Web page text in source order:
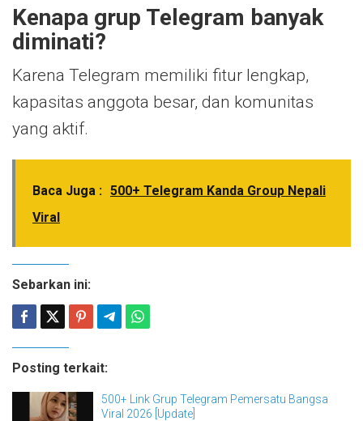
Kenapa grup Telegram banyak
diminati?
Karena Telegram memiliki fitur lengkap,
kapasitas anggota besar, dan komunitas
yang aktif.
Baca Juga : 500+ Telegram Kanda Group Nepali
Viral
Sebarkan ini:
Posting terkait:
500+ Link Grup Telegram Pemersatu Bangsa
Viral 2026 [Update]